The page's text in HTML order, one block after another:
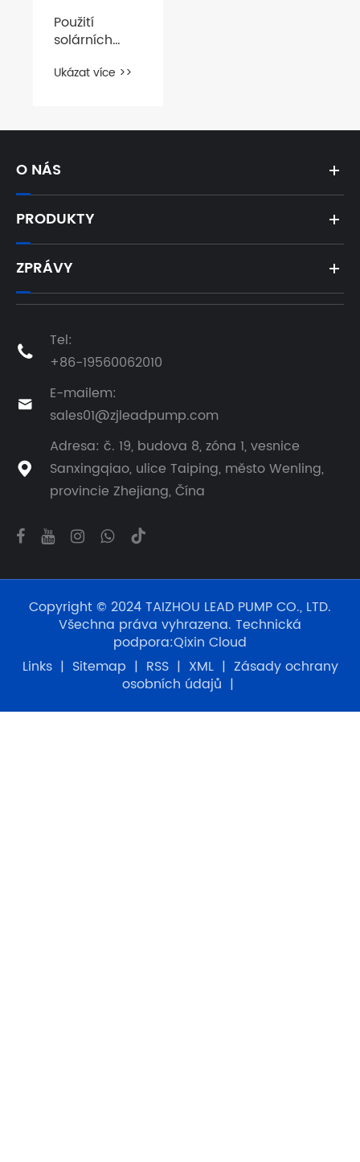
Použití
solárních
čerpadel:
a domácí
Ukázat více >>
O NÁS
PRODUKTY
ZPRÁVY

Tel:
+86-19560062010

E-mailem:
sales01@zjleadpump.com

Adresa: č. 19, budova 8, zóna 1, vesnice
Sanxingqiao, ulice Taiping, město Wenling,
provincie Zhejiang, Čína
Copyright © 2024 TAIZHOU LEAD PUMP CO., LTD.
Všechna práva vyhrazena. Technická
podpora:Qixin Cloud
Links | Sitemap | RSS | XML | Zásady ochrany
osobních údajů |